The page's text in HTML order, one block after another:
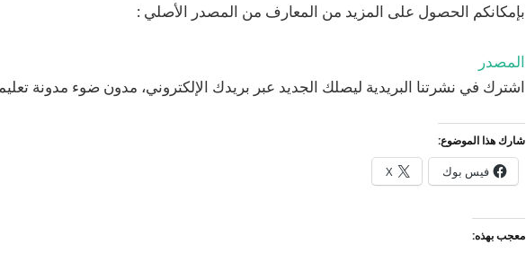
بإمكانكم الحصول على المزيد من المعارف من المصدر الأصلي :
المصدر
اشترك في نشرتنا البريدية ليصلك الجديد عبر بريدك الإلكتروني، مدون ضوء مدونة
شارك هذا الموضوع:
فيس بوك X
معجب بهذه: